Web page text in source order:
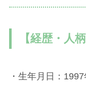
【経歴・人柄
・生年月日：